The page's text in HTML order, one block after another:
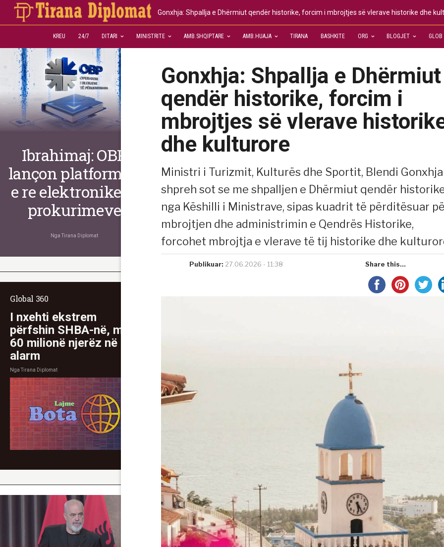
Gonxhja: Shpallja e Dhërmiut qendër historike, forcim i mbrojtjes së vlerave historike dhe
KREU 24/7 DITARI MINISTRITE AMB.SHQIPTARE AMB.HUAJA TIRANA BASHKITE ORG BLOGJET GLOB
Gonxhja: Shpallja e Dhërmiut
qendër historike, forcim i
mbrojtjes së vlerave
dhe kulturore
Ministri i Turizmit, Kulturës dhe Sportit, Blendi
shpreh sot se me shpalljen e Dhërmiut qendër
nga Këshilli i Ministrave, sipas kuadrit të përditësuar
mbrojtjen dhe administrimin e Qendrës Historike,
forcohet mbrojtja e vlerave të tij historike dhe
Publikuar: 27.06.2026 - 11:38 Share this...
Ibrahimaj: OBP
lançon platformën
e re elektronike të
prokurimeve
Nga Tirana Diplomat
Global 360
I nxehti ekstrem
përfshin SHBA-në, mbi
60 milionë njerëz në
alarm
NgaTirana Diplomat